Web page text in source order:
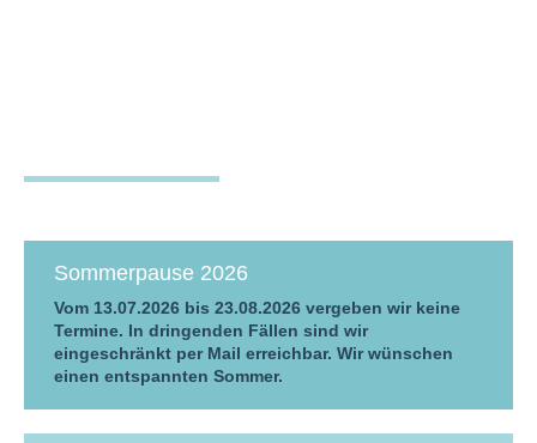
Sommerpause 2026
Vom 13.07.2026 bis 23.08.2026 vergeben wir keine
Termine. In dringenden Fällen sind wir
eingeschränkt per Mail erreichbar. Wir wünschen
einen entspannten Sommer.